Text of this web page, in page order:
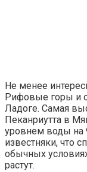
Не менее
Рифовые горы и
Ладоге. Самая
Пеканриутта в
уровнем воды на
известняки, что
обычных
растут.